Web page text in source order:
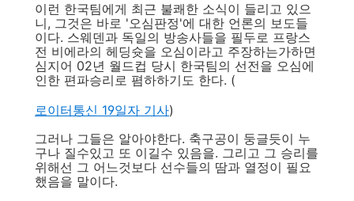
이런 한국팀에게 최근 불쾌한 소식이 들리고 있으
니, 그것은 바로 '오심판정'에 대한 언론의 보도들
이다. 스웨덴과 독일의 방송사들을 필두로 프랑스
전 비에라의 헤딩슛을 오심이라고 주장하는가하면
심지어 02년 월드컵 당시 한국팀의 선전을 오심에
인한 편파승리로 폄하하기도 한다. (
로이터통신 19일자 기사)
그러나 그들은 알아야한다. 축구공이 둥글듯이 누
구나 질수있고 또 이길수 있음을. 그리고 그 승리를
위해선 그 어느것보다 선수들의 땀과 열정이 필요
했음을 말이다.